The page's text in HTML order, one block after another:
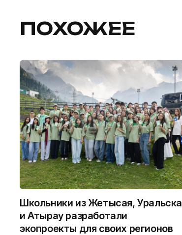
ПОХОЖЕЕ
Школьники из Жетысая, Уральска
и Атырау разработали
экопроекты для своих регионов